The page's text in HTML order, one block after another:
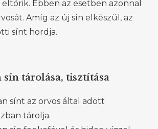
Ebben az esetben azonnal
Amíg az új sín elkészül, az
sínt hordja.
tárolása, tisztítása
sínt az orvos által adott
tárolja.